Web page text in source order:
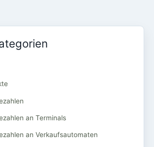
an Terminals
an Verkaufsautomaten